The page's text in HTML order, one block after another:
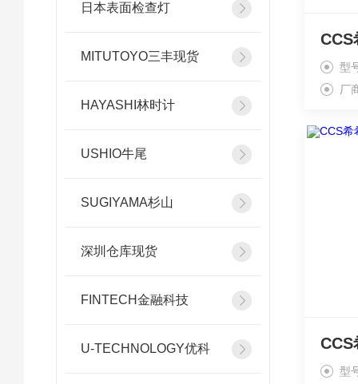
日本表面检查灯
MITUTOYO三丰现货
HAYASHI林时计
USHIO牛尾
SUGIYAMA杉山
深圳仓库现货
FINTECH金融科技
U-TECHNOLOGY优科
型
厂
型